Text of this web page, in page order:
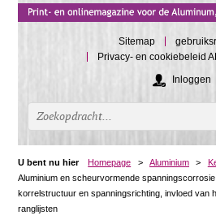
Sitemap
Privacy- en cookiebeleid
Inloggen
U bent nu hier Homepage > Aluminium >
Aluminium en scheurvormende
korrelstructuur en spanningsrichting, invloed van
ranglijsten